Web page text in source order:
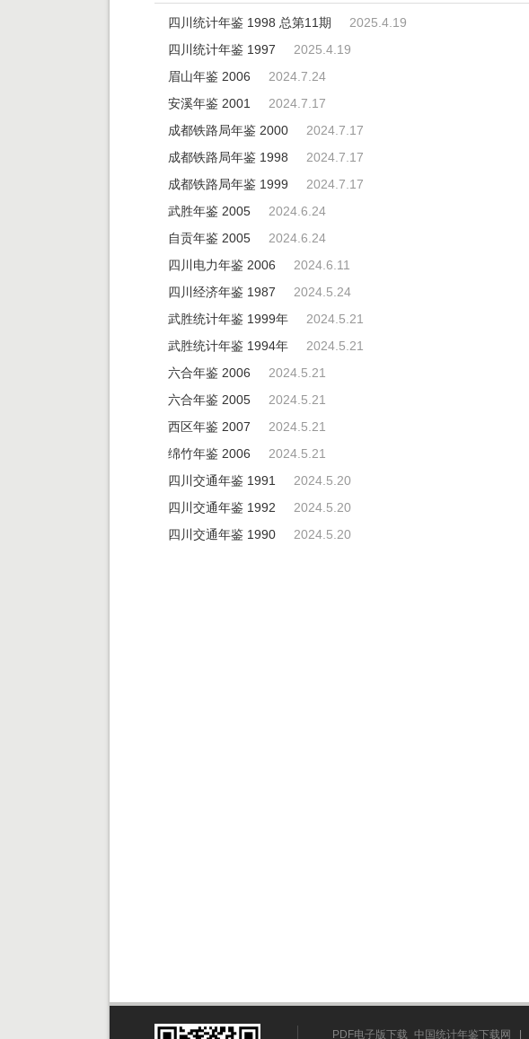
四川统计年鉴 1998 总第11期
2025.4.19
四川统计年鉴 1997
2025.4.19
眉山年鉴 2006
2024.7.24
安溪年鉴 2001
2024.7.17
成都铁路局年鉴 2000
2024.7.17
成都铁路局年鉴 1998
2024.7.17
成都铁路局年鉴 1999
2024.7.17
武胜年鉴 2005
2024.6.24
自贡年鉴 2005
2024.6.24
四川电力年鉴 2006
2024.6.11
四川经济年鉴 1987
2024.5.24
武胜统计年鉴 1999年
2024.5.21
武胜统计年鉴 1994年
2024.5.21
六合年鉴 2006
2024.5.21
六合年鉴 2005
2024.5.21
西区年鉴 2007
2024.5.21
绵竹年鉴 2006
2024.5.21
四川交通年鉴 1991
2024.5.20
四川交通年鉴 1992
2024.5.20
四川交通年鉴 1990
2024.5.20
PDF电子版下载_中国统计年鉴下载网